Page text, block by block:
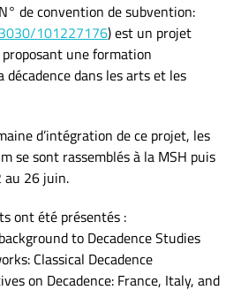
de convention de subvention:
101227176) est un projet
une formation
dans les arts et les
d’intégration de ce projet, les
se sont rassemblés à la MSH puis
au 26 juin.
ont été présentés :
to Decadence Studies
Classical Decadence
on Decadence: France, Italy, and